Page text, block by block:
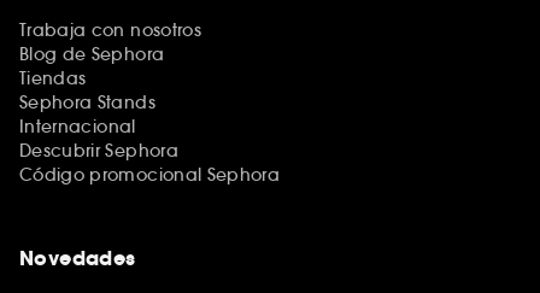
Trabaja con nosotros
Blog de Sephora
Tiendas
Sephora Stands
Internacional
Descubrir Sephora
Código promocional Sephora
Novedades